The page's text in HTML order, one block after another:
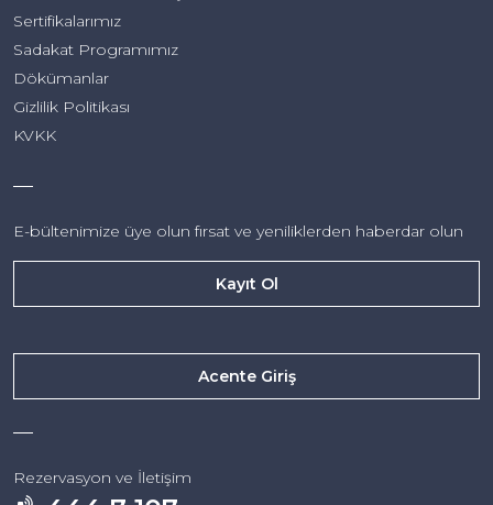
Sertifikalarımız
Sadakat Programımız
Dökümanlar
Gizlilik Politikası
KVKK
E-bültenimize üye olun fırsat ve yeniliklerden haberdar olun
Kayıt Ol
Acente Giriş
Rezervasyon ve İletişim